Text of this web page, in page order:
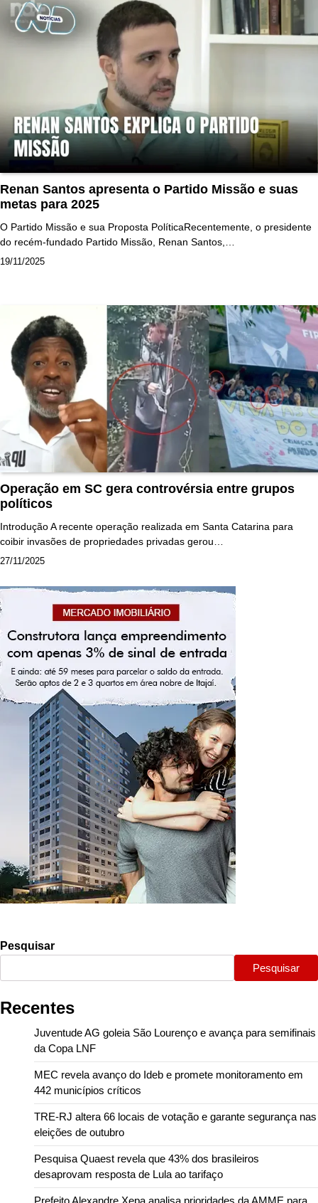
Renan Santos apresenta o Partido Missão e suas
metas para 2025
O Partido Missão e sua Proposta PolíticaRecentemente, o presidente
do recém-fundado Partido Missão, Renan Santos,…
19/11/2025
Operação em SC gera controvérsia entre grupos
políticos
Introdução A recente operação realizada em Santa Catarina para
coibir invasões de propriedades privadas gerou…
27/11/2025
Pesquisar
Pesquisar
Recentes
Juventude AG goleia São Lourenço e avança para semifinais
da Copa LNF
MEC revela avanço do Ideb e promete monitoramento em
442 municípios críticos
TRE-RJ altera 66 locais de votação e garante segurança nas
eleições de outubro
Pesquisa Quaest revela que 43% dos brasileiros
desaprovam resposta de Lula ao tarifaço